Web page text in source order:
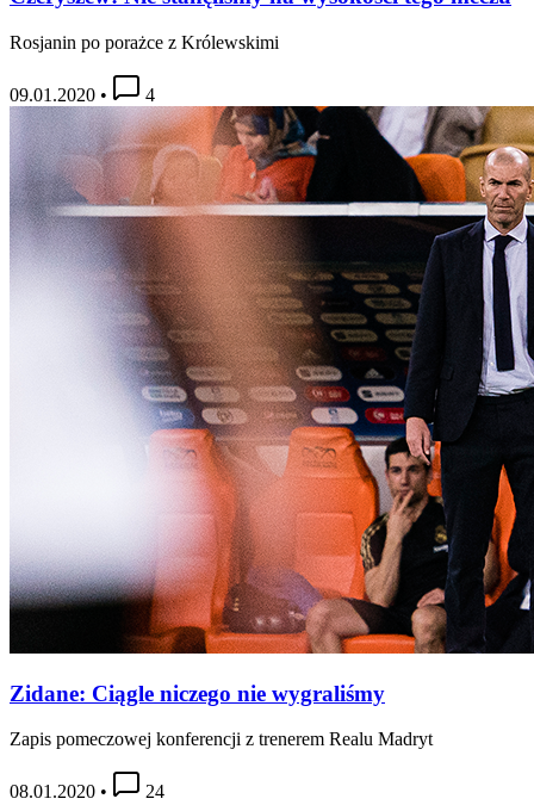
Rosjanin po porażce z Królewskimi
09.01.2020 • 4
Zidane: Ciągle niczego nie wygraliśmy
Zapis pomeczowej konferencji z trenerem Realu Madryt
08.01.2020 •
24